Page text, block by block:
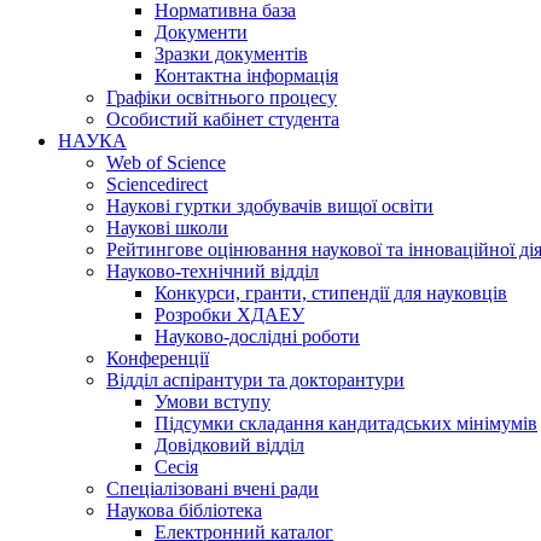
Нормативна база
Документи
Зразки документів
Контактна інформація
Графіки освітнього процесу
Особистий кабінет студента
НАУКА
Web of Science
Sciencedirect
Наукові гуртки здобувачів вищої освіти
Наукові школи
Рейтингове оцінювання наукової та інноваційної
Науково-технічний відділ
Конкурси, гранти, стипендії для науковців
Розробки ХДАЕУ
Науково-дослідні роботи
Конференції
Відділ аспірантури та докторантури
Умови вступу
Підсумки складання кандитадських мінімумів
Довідковий відділ
Сесія
Спеціалізовані вчені ради
Наукова бібліотека
Електронний каталог